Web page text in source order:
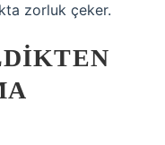
zorluk çeker.